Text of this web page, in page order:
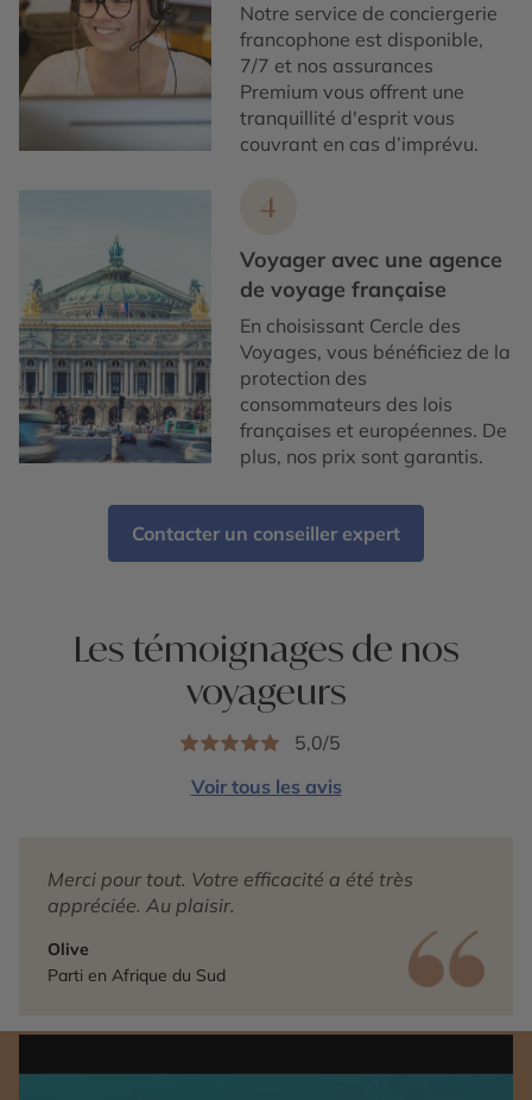
Notre service de conciergerie
francophone est disponible,
7/7 et nos assurances
Premium vous offrent une
tranquillité d'esprit vous
couvrant en cas d’imprévu.
4
Voyager avec une agence
de voyage française
En choisissant Cercle des
Voyages, vous bénéficiez de la
protection des
consommateurs des lois
françaises et européennes. De
plus, nos prix sont garantis.
Contacter un conseiller expert
Les témoignages de nos
voyageurs
5,0/5
Voir tous les avis
Merci pour tout. Votre efficacité a été très
appréciée. Au plaisir.
Olive
Parti en Afrique du Sud